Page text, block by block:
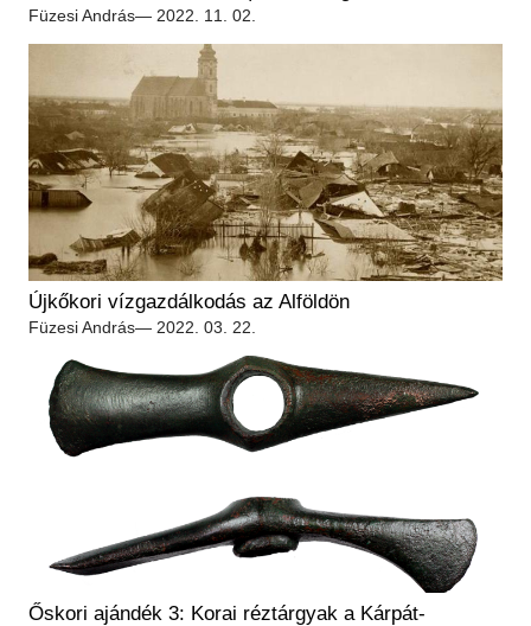
Régészet
Tagintézmények
Közérdekű adatok
Képcsarnok
Éremtár
Adattár
Központi Könyvtár
Füzesi András— 2022. 11. 02.
Újkőkori vízgazdálkodás az Alföldön
Füzesi András— 2022. 03. 22.
Őskori ajándék 3: Korai réztárgyak a Kárpát-